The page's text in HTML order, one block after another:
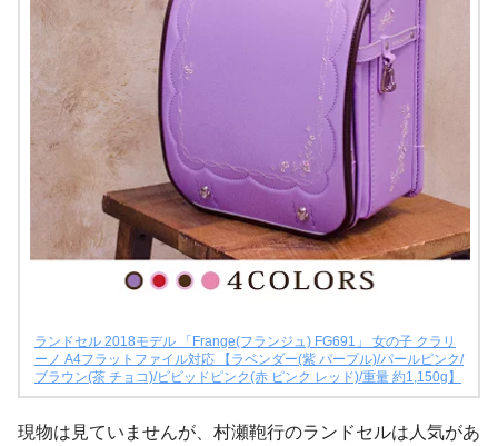
ランドセル 2018モデル 「Frange(フランジュ) FG691」 女の子 クラリ
ーノ A4フラットファイル対応 【ラベンダー(紫 パープル)/パールピンク/
ブラウン(茶 チョコ)/ビビッドピンク(赤 ピンク レッド)/重量 約1,150g】
現物は見ていませんが、村瀬鞄行のランドセルは人気があ